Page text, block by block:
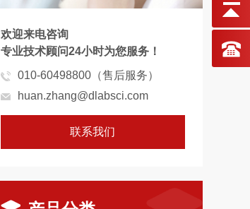
欢迎来电咨询
专业技术顾问24小时为您服务！
010-60498800（售后服务）
huan.zhang@dlabsci.com
联系我们